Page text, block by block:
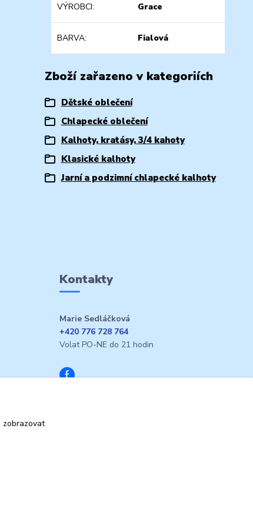
VÝROBCI Grace
BARVA Fialová
Zboží zařazeno v kategoriích
Dětské oblečení
Chlapecké oblečení
Kalhoty, kratásy, 3/4 kahoty
Klasické kalhoty
Jarní a podzimní chlapecké kalhoty
Kontakty
Marie Sedláčková
+420 776 728 764
Volat PO-NE do 21 hodin
zobrazovat